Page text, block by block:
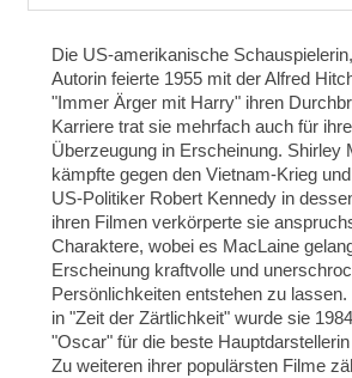
Die US-amerikanische
Autorin feierte 1955 mit der Alfred
"Immer Ärger mit Harry" ihren
Karriere trat sie mehrfach auch für
Überzeugung in Erscheinung. Shirley
kämpfte gegen den Vietnam-Krieg
US-Politiker Robert Kennedy in
ihren Filmen verkörperte sie
Charaktere, wobei es MacLaine
Erscheinung kraftvolle und
Persönlichkeiten entstehen zu
in "Zeit der Zärtlichkeit" wurde sie
"Oscar" für die beste
Zu weiteren ihrer populärsten Filme